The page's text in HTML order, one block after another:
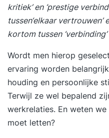
kritiek’ en ‘prestige
tussen‘elkaar vertrouwen’
kortom tussen ‘verbinding’
Wordt men hierop
ervaring worden
houding en persoonlijke
Terwijl ze wel bepalend
werkrelaties. En weten
moet letten?